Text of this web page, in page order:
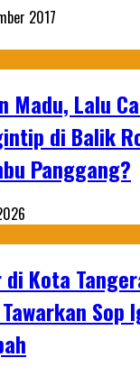
2017
Madu, Lalu
di Balik
Panggang?
di Kota
Sop